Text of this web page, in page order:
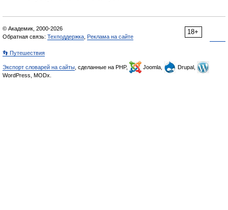
18+
© Академик, 2000-2026
Обратная связь: Техподдержка Реклама на сайте
👣 Путешествия
Экспорт словарей на сайты , сделанные на PHP, Joomla,
Drupal,
WordPress, MODx.